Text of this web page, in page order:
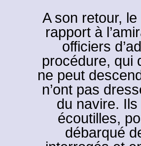
A son retour,
rapport à
officiers
procédure, qui
ne peut
n’ont pas
du navire.
écoutilles,
débarqué